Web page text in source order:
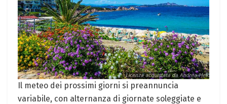
Il meteo dei prossimi giorni si preannuncia
variabile, con alternanza di giornate soleggiate e